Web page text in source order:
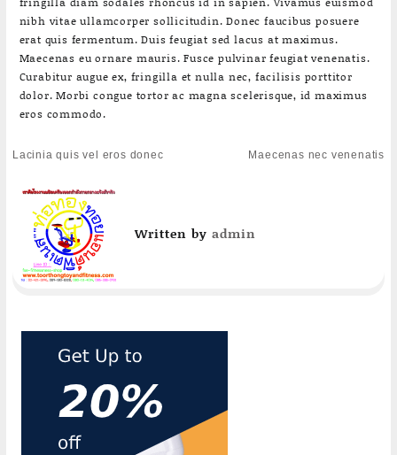
nibh vitae ullamcorper sollicitudin. Donec faucibus posuere
erat quis fermentum. Duis feugiat sed lacus at maximus.
Maecenas eu ornare mauris. Fusce pulvinar feugiat venenatis.
Curabitur augue ex, fringilla et nulla nec, facilisis porttitor
dolor. Morbi congue tortor ac magna scelerisque, id maximus
eros commodo.
Post
Lacinia quis vel eros donec Maecenas nec venenatis
Written by admin